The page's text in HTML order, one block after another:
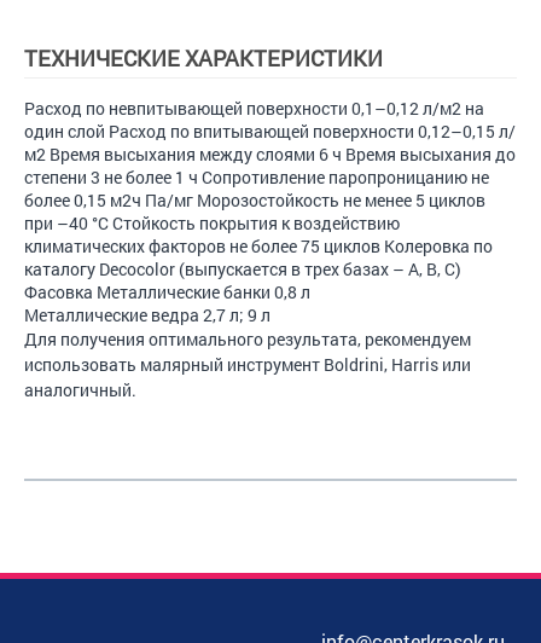
ТЕХНИЧЕСКИЕ ХАРАКТЕРИСТИКИ
Расход по невпитывающей поверхности 0,1–0,12 л/м2 на
один слой Расход по впитывающей поверхности 0,12–0,15 л/
м2 Время высыхания между слоями 6 ч Время высыхания до
степени 3 не более 1 ч Сопротивление паропроницанию не
более 0,15 м2ч Па/мг Морозостойкость не менее 5 циклов
при –40 °С Стойкость покрытия к воздействию
климатических факторов не более 75 циклов Колеровка по
каталогу Decocolor (выпускается в трех базах – A, B, C)
Фасовка Металлические банки 0,8 л
Металлические ведра 2,7 л; 9 л
Для получения оптимального результата, рекомендуем
использовать малярный инструмент Boldrini, Harris или
аналогичный.